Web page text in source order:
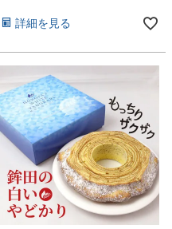
詳細を見る